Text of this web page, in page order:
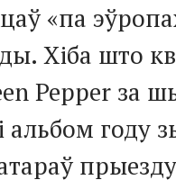
«па
Хіба што
Pepper за
альбом году